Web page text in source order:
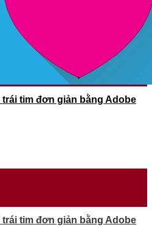
tim đơn giản bằng Adobe
tim đơn giản bằng Adobe